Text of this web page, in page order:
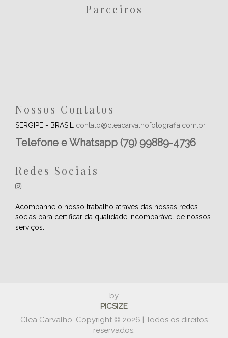
Parceiros
Nossos Contatos
SERGIPE - BRASIL contato@cleacarvalhofotografia.com.br
Telefone e Whatsapp (79) 99889-4736
Redes Sociais
Acompanhe o nosso trabalho através das nossas redes
socias para certificar da qualidade incomparável de nossos
serviços.
by
PICSIZE
Clea Carvalho, Copyright © 2026 | Todos os direitos
reservados.